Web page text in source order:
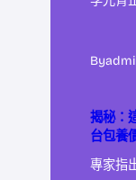
By
揭秘：
台包養
專家指